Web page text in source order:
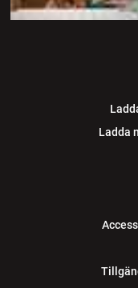
Ladda